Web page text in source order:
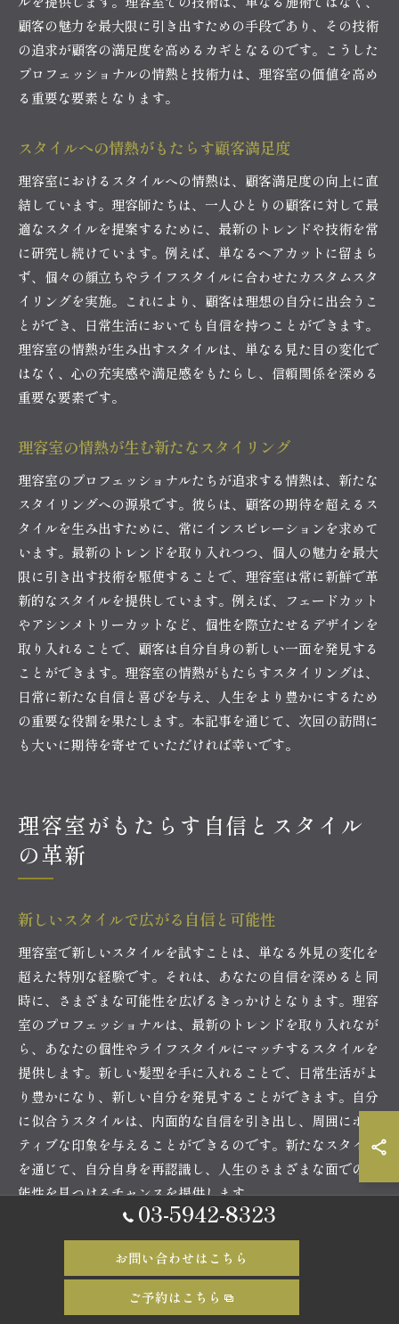
顧客の魅力を最大限に引き出すための手段であり、その技術
の追求が顧客の満足度を高めるカギとなるのです。こうした
プロフェッショナルの情熱と技術力は、理容室の価値を高め
る重要な要素となります。
スタイルへの情熱がもたらす顧客満足度
理容室におけるスタイルへの情熱は、顧客満足度の向上に直
結しています。理容師たちは、一人ひとりの顧客に対して最
適なスタイルを提案するために、最新のトレンドや技術を常
に研究し続けています。例えば、単なるヘアカットに留まら
ず、個々の顔立ちやライフスタイルに合わせたカスタムスタ
イリングを実施。これにより、顧客は理想の自分に出会うこ
とができ、日常生活においても自信を持つことができます。
理容室の情熱が生み出すスタイルは、単なる見た目の変化で
はなく、心の充実感や満足感をもたらし、信頼関係を深める
重要な要素です。
理容室の情熱が生む新たなスタイリング
理容室のプロフェッショナルたちが追求する情熱は、新たな
スタイリングへの源泉です。彼らは、顧客の期待を超えるス
タイルを生み出すために、常にインスピレーションを求めて
います。最新のトレンドを取り入れつつ、個人の魅力を最大
限に引き出す技術を駆使することで、理容室は常に新鮮で革
新的なスタイルを提供しています。例えば、フェードカット
やアシンメトリーカットなど、個性を際立たせるデザインを
取り入れることで、顧客は自分自身の新しい一面を発見する
ことができます。理容室の情熱がもたらすスタイリングは、
日常に新たな自信と喜びを与え、人生をより豊かにするため
の重要な役割を果たします。本記事を通じて、次回の訪問に
も大いに期待を寄せていただければ幸いです。
理容室がもたらす自信とスタイル
の革新
新しいスタイルで広がる自信と可能性
理容室で新しいスタイルを試すことは、単なる外見の変化を
超えた特別な経験です。それは、あなたの自信を深めると同
時に、さまざまな可能性を広げるきっかけとなります。理容
室のプロフェッショナルは、最新のトレンドを取り入れなが
ら、あなたの個性やライフスタイルにマッチするスタイルを
提供します。新しい髪型を手に入れることで、日常生活がよ
り豊かになり、新しい自分を発見することができます。自分
に似合うスタイルは、内面的な自信を引き出し、周囲にポジ
ティブな印象を与えることができるのです。新たなスタイル
を通じて、自分自身を再認識し、人生のさまざまな面での可
能性を見つけるチャンスを提供します。
理容室のアプローチが生む革新的なスタイル
理容室は、独自のアプローチによって革新的なスタイルを生
み出す場所です。プロの理容師たちは、顧客一人ひとりのニ
03-5942-8323
お問い合わせはこちら
ご予約はこちら